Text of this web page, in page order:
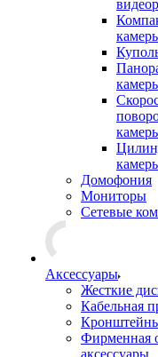
Домофония
Мониторы
Сетевые
Аксессуары
Жесткие
Кабельная
Фирменная
аксессуары